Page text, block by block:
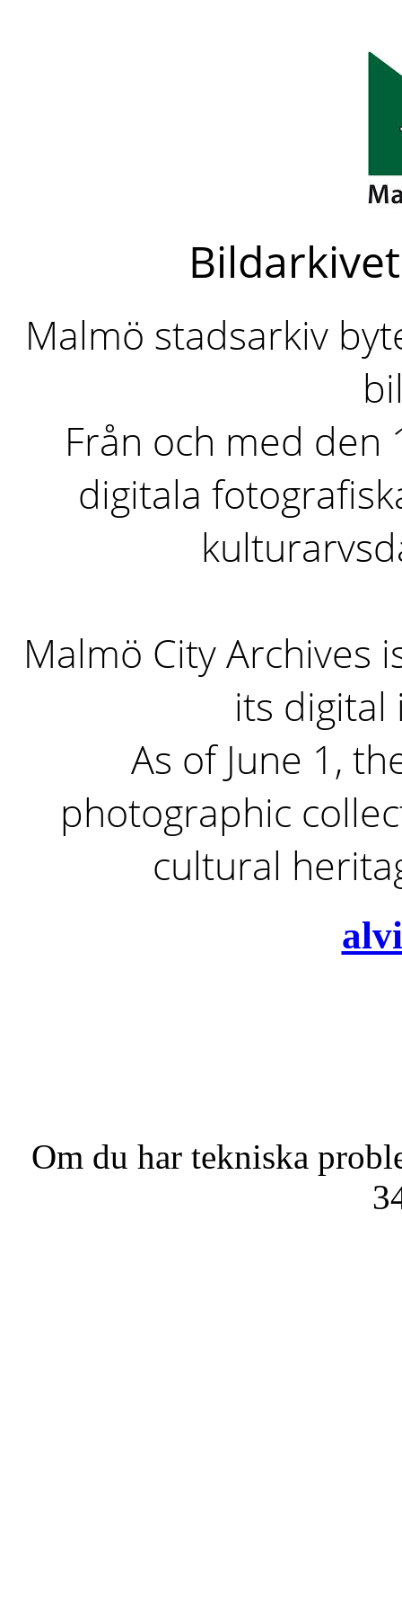
Malmö stadsarkiv
Från och med den
digitala
Malmö City Archives
its digital
As of June 1,
photographic
cultural
Om du har tekniska